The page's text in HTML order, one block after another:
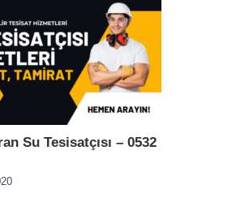
Su Tesisatçısı – 0532